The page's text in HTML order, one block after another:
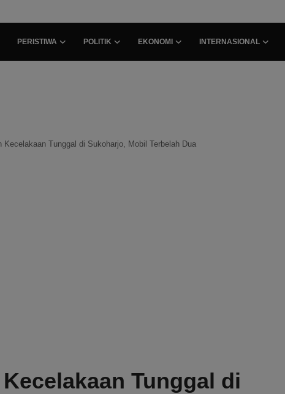
PERISTIWA POLITIK EKONOMI INTERNASIONAL
Kecelakaan Tunggal di Sukoharjo, Mobil Terbelah Dua
Tunggal di